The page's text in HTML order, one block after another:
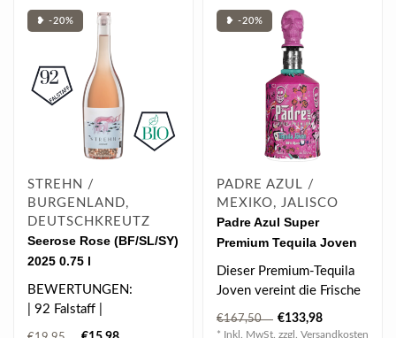
❥ -20%
STREHN /
BURGENLAND,
DEUTSCHKREUTZ
Seerose Rose (BF/SL/SY)
2025 0.75 l
BEWERTUNGEN:
| 92 Falstaff |
❥ -20%
PADRE AZUL /
MEXIKO, JALISCO
Padre Azul Super
Premium Tequila Joven
Limited Artist Edition
2024 0.7 l 40% vol
Dieser Premium-Tequila
Joven vereint die Frische
eines Blanco mit der
Eleganz ei..
€167,50 €133,98
* Inkl. MwSt. zzgl. Versandkosten